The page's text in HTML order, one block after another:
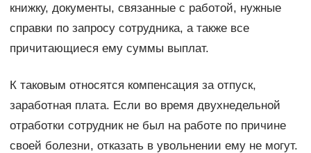
книжку, документы, связанные с работой, нужные
справки по запросу сотрудника, а также все
причитающиеся ему суммы выплат.
К таковым относятся компенсация за отпуск,
заработная плата. Если во время двухнедельной
отработки сотрудник не был на работе по причине
своей болезни, отказать в увольнении ему не могут.